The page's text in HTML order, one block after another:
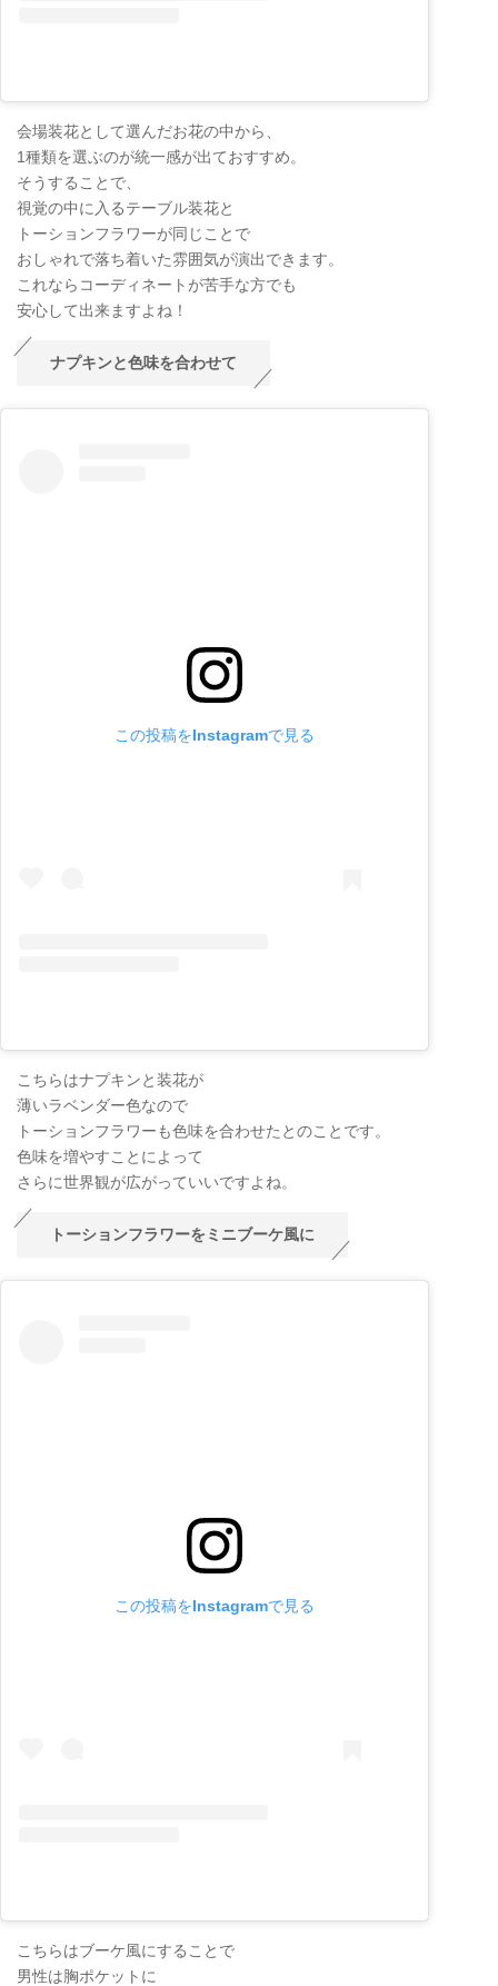
会場装花として選んだお花の中から、
1種類を選ぶのが統一感が出ておすすめ。
そうすることで、
視覚の中に入るテーブル装花と
トーションフラワーが同じことで
おしゃれで落ち着いた雰囲気が演出できます。
これならコーディネートが苦手な方でも
安心して出来ますよね！
ナプキンと色味を合わせて
この投稿をInstagramで見る
こちらはナプキンと装花が
薄いラベンダー色なので
トーションフラワーも色味を合わせたとのことです。
色味を増やすことによって
さらに世界観が広がっていいですよね。
トーションフラワーをミニブーケ風に
この投稿をInstagramで見る
こちらはブーケ風にすることで
男性は胸ポケットに